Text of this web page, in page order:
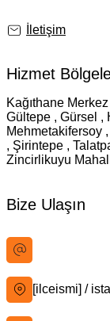
İletişim
Hizmet
Kağıthane
Gültepe , Gürsel ,
Mehmetakifersoy
, Şirintepe ,
Zincirlikuyu
Bize Ulaşın
[ilceismi] /